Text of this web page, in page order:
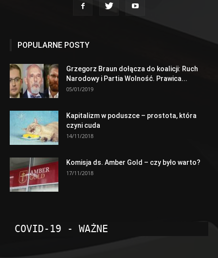
POPULARNE POSTY
Grzegorz Braun dołącza do koalicji: Ruch
Narodowy i Partia Wolność. Prawica...
05/01/2019
Kapitalizm w poduszce – prostota, która
czyni cuda
14/11/2018
Komisja ds. Amber Gold – czy było warto?
17/11/2018
COVID-19 - WAŻNE